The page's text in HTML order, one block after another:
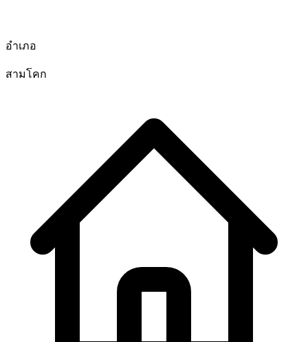
อำเภอ
สามโคก